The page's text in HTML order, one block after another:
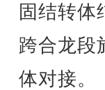
固结转体
跨合龙段
体对接。